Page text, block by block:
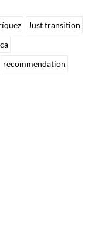
Just transition
recommendation